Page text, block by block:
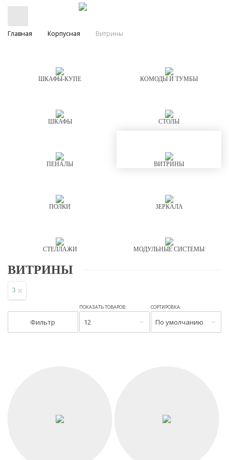
Главная Корпусная Витрины
ШКАФЫ-КУПЕ КОМОДЫ И ТУМБЫ
ШКАФЫ СТОЛЫ
ПЕНАЛЫ ВИТРИНЫ
ПОЛКИ ЗЕРКАЛА
СТЕЛЛАЖИ МОДУЛЬНЫЕ СИСТЕМЫ
ВИТРИНЫ
3
Фильтр
ПОКАЗАТЬ ТОВАРОВ:
12
СОРТИРОВКА:
По умолчанию